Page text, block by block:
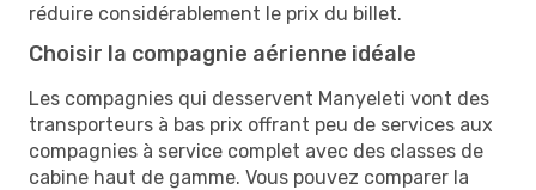
réduire considérablement le prix du billet.
Choisir la compagnie aérienne idéale
Les compagnies qui desservent Manyeleti vont des
transporteurs à bas prix offrant peu de services aux
compagnies à service complet avec des classes de
cabine haut de gamme. Vous pouvez comparer la